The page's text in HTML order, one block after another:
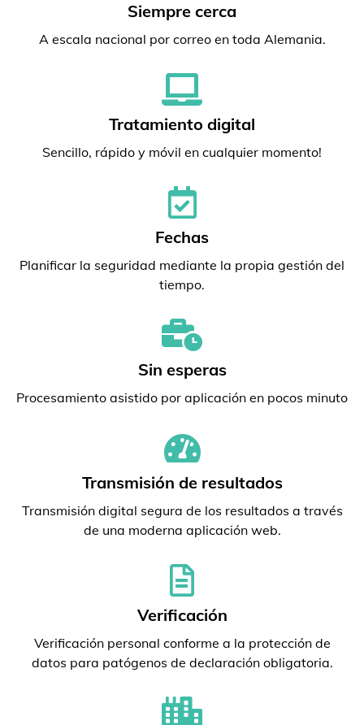
Siempre cerca
A escala nacional por correo en toda Alemania.
Tratamiento digital
Sencillo, rápido y móvil en cualquier momento!
Fechas
Planificar la seguridad mediante la propia gestión del
tiempo.
Sin esperas
Procesamiento asistido por aplicación en pocos minuto
Transmisión de resultados
Transmisión digital segura de los resultados a través
de una moderna aplicación web.
Verificación
Verificación personal conforme a la protección de
datos para patógenos de declaración obligatoria.